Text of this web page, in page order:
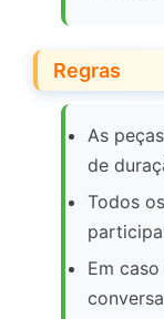
Regras
As
de
Todos
Em